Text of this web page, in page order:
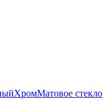
ХромМатовое стекло